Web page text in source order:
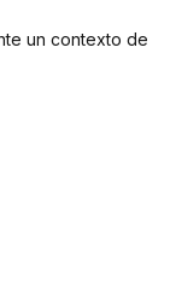
un contexto de